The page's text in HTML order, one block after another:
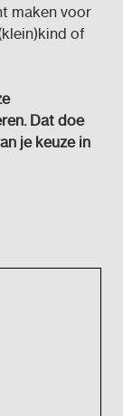
maken voor
of
Dat doe
je keuze in